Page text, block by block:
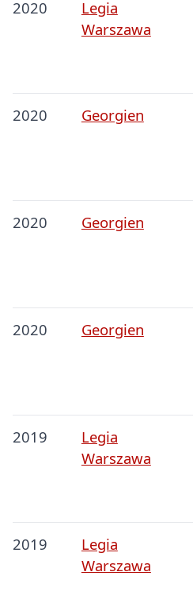
2020
Legia
Warszawa
2020 Georgien
2020 Georgien
2020 Georgien
2019
Legia
Warszawa
2019
Legia
Warszawa